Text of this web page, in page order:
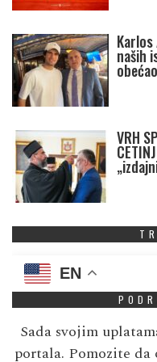
naših
VRH
EN
Sada svojim
portala. Pomozite da